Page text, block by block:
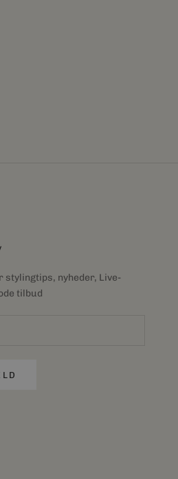
stylingtips, nyheder, Live-
tilbud